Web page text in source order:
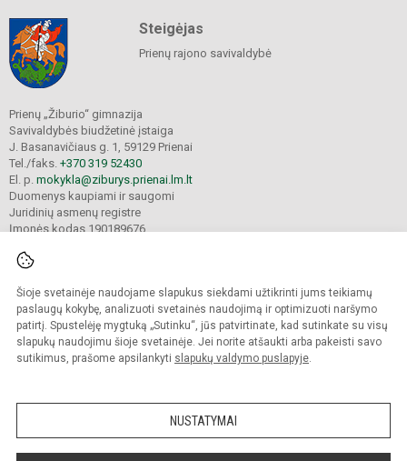
Šioje svetainėje naudojame slapukus siekdami užtikrinti jums teikiamų
paslaugų kokybę, analizuoti svetainės naudojimą ir optimizuoti naršymo
patirtį. Spustelėję mygtuką „Sutinku“, jūs patvirtinate, kad sutinkate su visų
slapukų naudojimu šioje svetainėje. Jei norite atšaukti arba pakeisti savo
sutikimus, prašome apsilankyti slapukų valdymo puslapyje.
NUSTATYMAI
Steigėjas
Prienų rajono savivaldybė
Prienų „Žiburio“ gimnazija
Savivaldybės biudžetinė įstaiga
J. Basanavičiaus g. 1, 59129 Prienai
Tel./faks. +370 319 52430
El. p. mokykla@ziburys.prienai.lm.lt
Duomenys kaupiami ir saugomi
Juridinių asmenų registre
Įmonės kodas 190189676
© 2023 Prienų "Žiburio" gimnazija. Visos teisės saugomos.
Kopijuoti turinį be raštiško gimnazijos sutikimo griežtai draudžiama.
Versija neįgaliesiems Slapukų politika
Sumanus būdas atnaujinti